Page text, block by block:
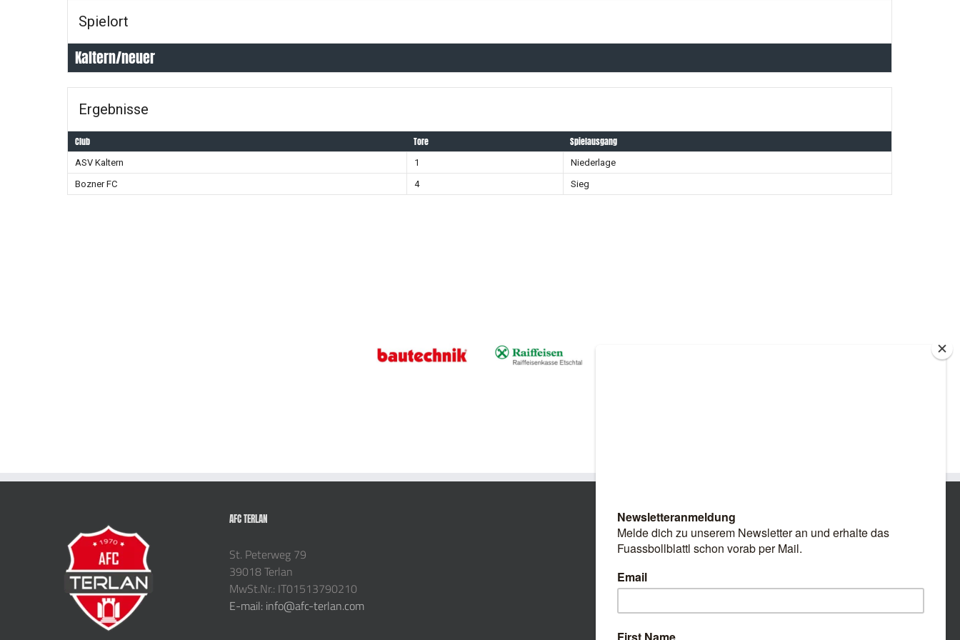
Spielort
Kaltern/neuer
Ergebnisse
Club Tore Spielausgang
ASV Kaltern 1
Niederlage
Bozner FC
4 Sieg
AFC TERLAN
St. Peterweg 79
39018 Terlan
MwSt.Nr.: IT01513790210
E-mail: info@afc-terlan.com